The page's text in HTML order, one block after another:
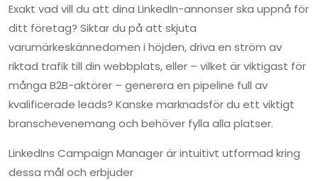
Exakt vad vill du att dina LinkedIn-annonser ska uppnå för
ditt företag? Siktar du på att skjuta
varumärkeskännedomen i höjden, driva en ström av
riktad trafik till din webbplats, eller – vilket är viktigast för
många B2B-aktörer – generera en pipeline full av
kvalificerade leads? Kanske marknadsför du ett viktigt
branschevenemang och behöver fylla alla platser.
LinkedIns Campaign Manager är intuitivt utformad kring
dessa mål och erbjuder